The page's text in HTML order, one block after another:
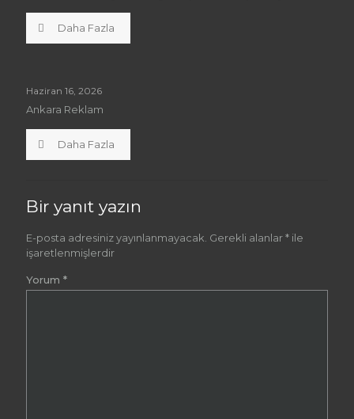
Daha Fazla
Haziran 16, 2026
Ankara Reklam
Daha Fazla
Bir yanıt yazın
E-posta adresiniz yayınlanmayacak. Gerekli alanlar* ile
işaretlenmişlerdir
Yorum *